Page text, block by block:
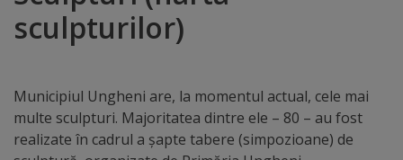
Orașe
Distincții
sculpturilor)
Municipiul Ungheni are, la momentul actual, cele mai
multe sculpturi. Majoritatea dintre ele – 80 – au fost
realizate în cadrul a șapte tabere (simpozioane) de